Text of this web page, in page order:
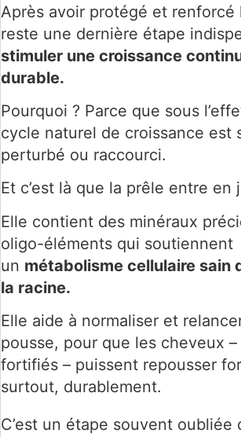
Après avoir protégé et renforcé
reste une dernière étape
stimuler une croissance
durable.
Pourquoi ? Parce que sous
cycle naturel de croissance est
perturbé ou raccourci.
Et c’est là que la prêle entre en
Elle contient des minéraux
oligo-éléments qui soutiennent
un métabolisme cellulaire sain
la racine.
Elle aide à normaliser et
pousse, pour que les cheveux –
fortifiés – puissent repousser
surtout, durablement.
C’est un étape souvent oubliée